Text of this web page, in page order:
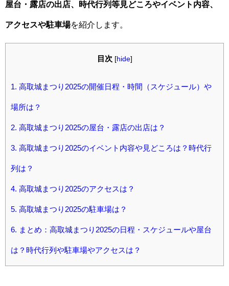
屋台・露店の出店、時代行列等見どころやイベント内容、
アクセスや駐車場を紹介します。
目次 [hide]
1. 高取城まつり2025の開催日程・時間（スケジュール）や
場所は？
2. 高取城まつり2025の屋台・露店の出店は？
3. 高取城まつり2025のイベント内容や見どころは？時代行
列は？
4. 高取城まつり2025のアクセスは？
5. 高取城まつり2025の駐車場は？
6. まとめ：高取城まつり2025の日程・スケジュールや屋台
は？時代行列や駐車場やアクセスは？